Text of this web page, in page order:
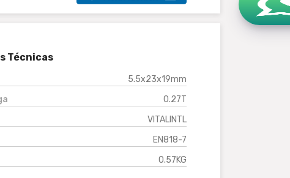
Técnicas
5.5x23x19mm
0.27T
VITALINTL
EN818-7
0.57KG